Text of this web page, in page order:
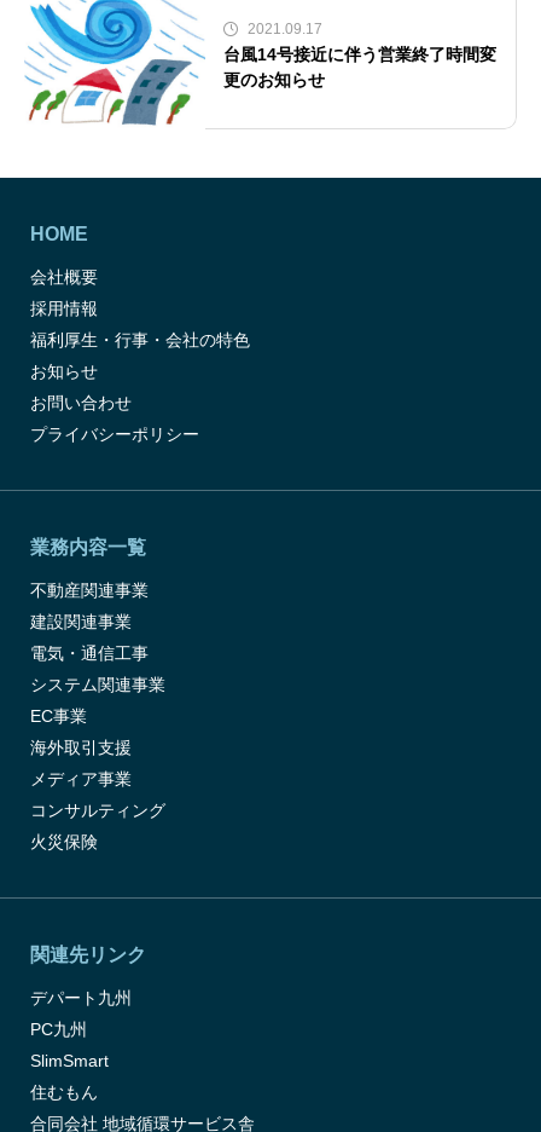
2021.09.17
台風14号接近に伴う営業終了時間変
更のお知らせ
HOME
会社概要
採用情報
福利厚生・行事・会社の特色
お知らせ
お問い合わせ
プライバシーポリシー
業務内容一覧
不動産関連事業
建設関連事業
電気・通信工事
システム関連事業
EC事業
海外取引支援
メディア事業
コンサルティング
火災保険
関連先リンク
デパート九州
PC九州
SlimSmart
住むもん
合同会社 地域循環サービス舎